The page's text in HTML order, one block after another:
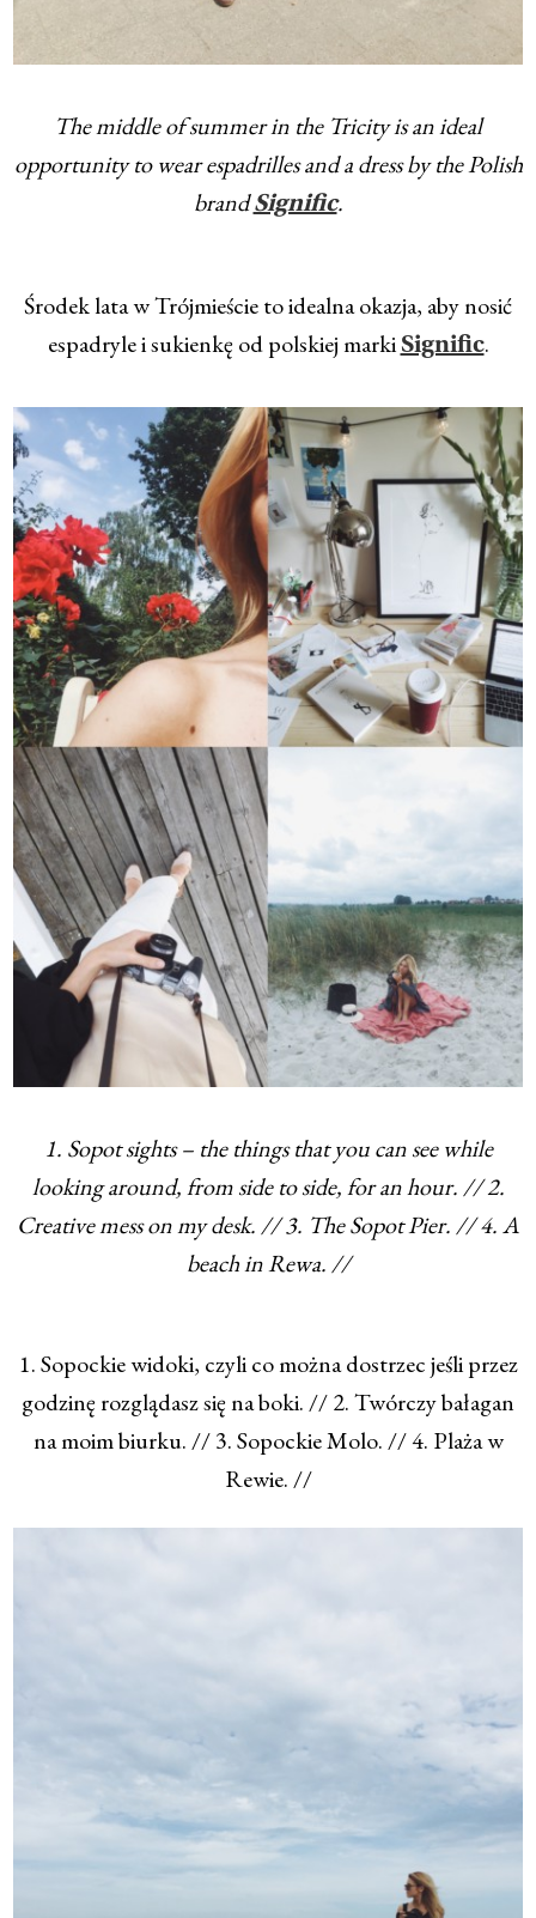
The middle of summer in the Tricity is an ideal
opportunity to wear espadrilles and a dress by the Polish
brandSignific.
Środek lata w Trójmieście to idealna okazja, aby nosić
espadryle i sukienkę od polskiej marki Signific.
1. Sopot sights – the things that you can see while
looking around, from side to side, for an hour. // 2.
Creative mess on my desk. // 3. The Sopot Pier. // 4. A
beach in Rewa. //
1. Sopockie widoki, czyli co można dostrzec jeśli przez
godzinę rozglądasz się na boki. // 2. Twórczy bałagan
na moim biurku. // 3. Sopockie Molo. // 4. Plaża w
Rewie. //